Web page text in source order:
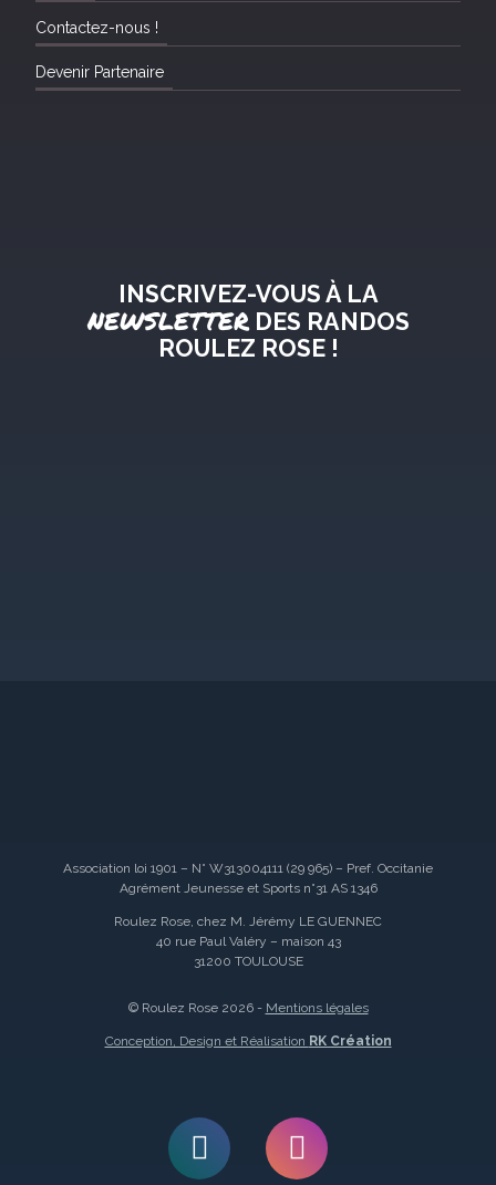
Contactez-nous !
Devenir Partenaire
INSCRIVEZ-VOUS À LA
NEWSLETTERDES RANDOS
ROULEZ ROSE !
Association loi 1901 – N° W313004111 (29 965) – Pref. Occitanie
Agrément Jeunesse et Sports n°31 AS 1346
Roulez Rose, chez M. Jérémy LE GUENNEC
40 rue Paul Valéry – maison 43
31200 TOULOUSE
© Roulez Rose 2026 - Mentions légales
Conception, Design et Réalisation RK Création